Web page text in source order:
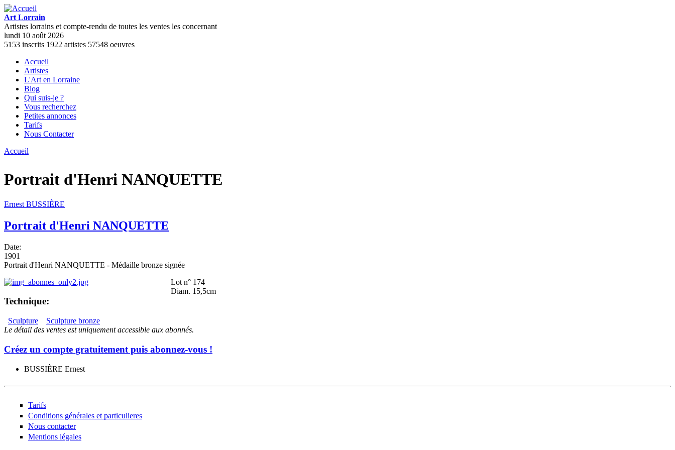
Aller au contenu principal
Art Lorrain
Artistes lorrains et compte-rendu de toutes les ventes les concernant
lundi 10 août 2026
5153 inscrits 1922 artistes 57548 oeuvres
Menu principal
Accueil
Artistes
L'Art en Lorraine
Blog
Qui suis-je ?
Vous recherchez
Petites annonces
Tarifs
Nous Contacter
Accueil
Portrait d'Henri NANQUETTE
Ernest BUSSIÈRE
Portrait d'Henri NANQUETTE
Date:
1901
Portrait d'Henri NANQUETTE - Médaille bronze signée
Technique:
Sculpture Sculpture bronze
Lot n° 174
Diam. 15,5cm
Le détail des ventes est uniquement accessible aux abonnés.
Créez un compte gratuitement puis abonnez-vous !
BUSSIÈRE Ernest
Tarifs
Conditions générales et particulieres
Nous contacter
Mentions légales